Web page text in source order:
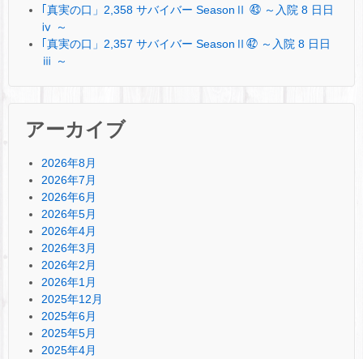
｢真実の口」2,358 サバイバー SeasonⅡ ㊸ ～入院 8 日日
ⅳ ～
｢真実の口」2,357 サバイバー SeasonⅡ㊷ ～入院 8 日日
ⅲ ～
アーカイブ
2026年8月
2026年7月
2026年6月
2026年5月
2026年4月
2026年3月
2026年2月
2026年1月
2025年12月
2025年6月
2025年5月
2025年4月